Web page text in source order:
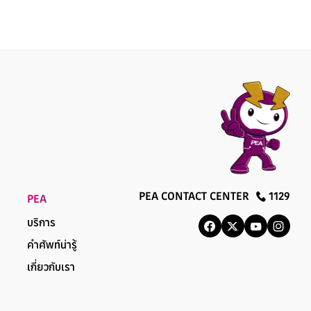
PEA
บริการ
คำศัพท์น่ารู้
เกี่ยวกับเรา
PEA CONTACT CENTER 1129